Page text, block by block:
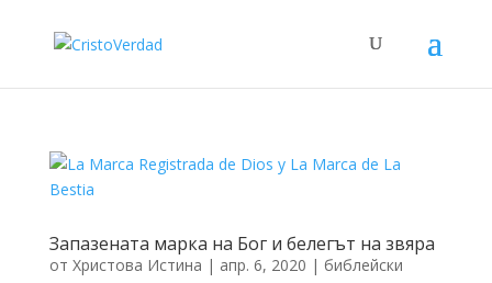
Запазената марка на Бог и белегът на звяра
от Христова Истина | апр. 6, 2020 | библейски